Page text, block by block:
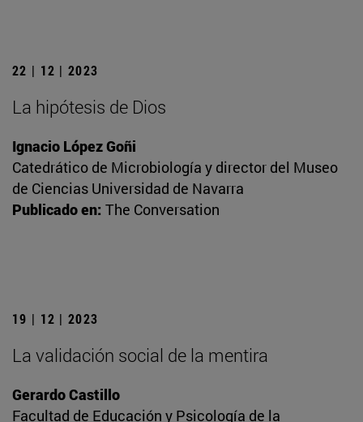
22 | 12 | 2023
La hipótesis de Dios
Ignacio López Goñi
Catedrático de Microbiología y director del Museo
de Ciencias Universidad de Navarra
Publicado en: The Conversation
19 | 12 | 2023
La validación social de la mentira
Gerardo Castillo
Facultad de Educación y Psicología de la